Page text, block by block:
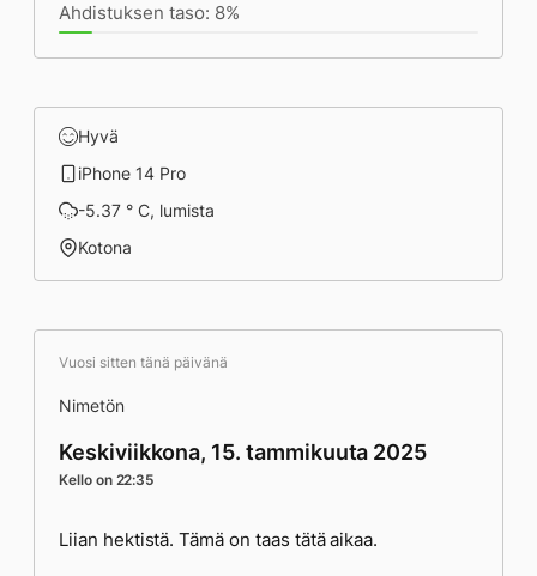
Ahdistuksen taso: 8%
Hyvä
iPhone 14 Pro
-5.37 ° C, lumista
Kotona
Vuosi sitten tänä päivänä
Nimetön
Keskiviikkona, 15. tammikuuta 2025
Kello on 22:35
Liian hektistä. Tämä on taas tätä aikaa.